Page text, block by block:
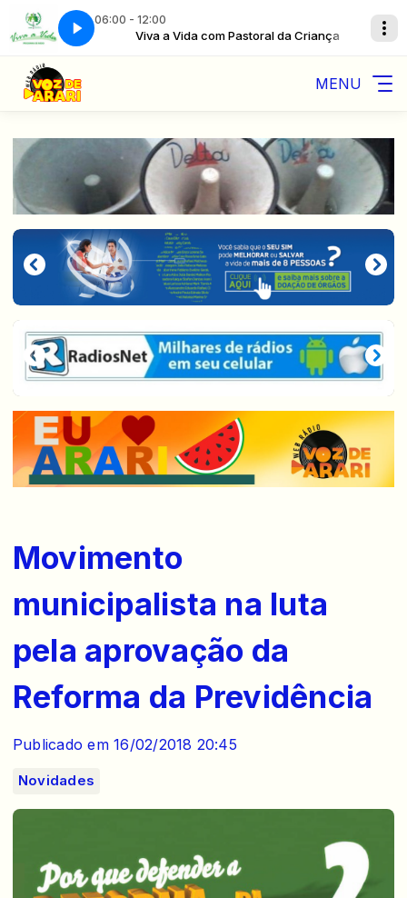
06:00 - 12:00
Viva a Vida com Pastoral da Criança
GO BACK • PHOLAS
MENU
Movimento
municipalista na luta
pela aprovação da
Reforma da Previdência
Publicado em 16/02/2018 20:45
Novidades